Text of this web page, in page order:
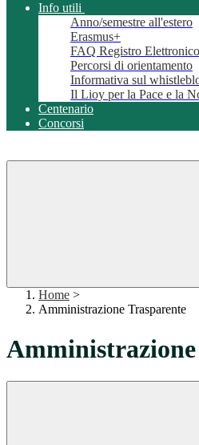
Info utili
Anno/semestre all'estero
Erasmus+
FAQ Registro
Percorsi di orientamento
Informativa sul
Il Lioy per la Pace e la
Centenario
Concorsi
Home >
Amministrazione Trasparente